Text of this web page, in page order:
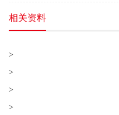
相关资料
>
>
>
>